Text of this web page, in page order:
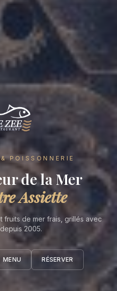
POISSONNERIE
de la Mer
Assiette
fruits de mer frais, grillés avec
2005.
MENU RÉSERVER